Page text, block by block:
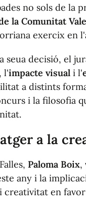
no sols de la
la Comunitat
exercix en
seua decisió, el
, l'impacte visual i l'
a distints
i la filosofia
a la
Paloma Boix,
any i la
en favor